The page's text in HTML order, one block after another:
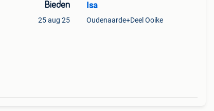
Bieden
25 aug 25
Isa
Oudenaarde+Deel Ooike